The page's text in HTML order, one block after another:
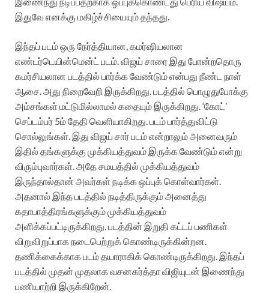
இதுவே எனக்கு மகிழ்ச்சியையும் தந்தது.
இந்தப் படம் ஒரு நேர்த்தியான, கமர்ஷியலான
எண்டர்டெயின்மென்ட் படம். விஜய் சாரை இது போன்றதொரு
கமர்சியலான படத்தில் பார்க்க வேண்டும் என்பது நீண்ட நாள்
ஆசை. அது நிறைவேறி இருக்கிறது. படத்தில் பொழுதுபோக்கு
அம்சங்கள் மட்டுமில்லாமல் கதையும் இருக்கிறது. ‘கோட்’
செப்டம்பர் 5ம் தேதி வெளியாகிறது. படம் பார்த்துவிட்டு
சொல்லுங்கள்.‌ இது விஜய் சார் படம் என்றாலும் அனைவரும்
இதில் தங்களுக்கு முக்கியத்துவம் இருக்க வேண்டும் என்று
விரும்புவார்கள். அதே சமயத்தில் முக்கியத்துவம்
இருந்தால்தான் அவர்கள் நடிக்க ஒப்புக் கொள்வார்கள்.
அதனால் இந்த படத்தில் நடித்திருக்கும் அனைத்து
கதாபாத்திரங்களுக்கும் முக்கியத்துவம்
அளிக்கப்பட்டிருக்கிறது. படத்தின் இறுதி கட்டப் பணிகள்
விறுவிறுப்பாக நடைபெற்றுக் கொண்டிருக்கின்றன.
தணிக்கைக்காக படம் தயாராகிக் கொண்டிருக்கிறது. இந்தப்
படத்தில் முதன் முதலாக வசனகர்த்தா விஜியுடன் இணைந்து
பணியாற்றி இருக்கிறேன்.